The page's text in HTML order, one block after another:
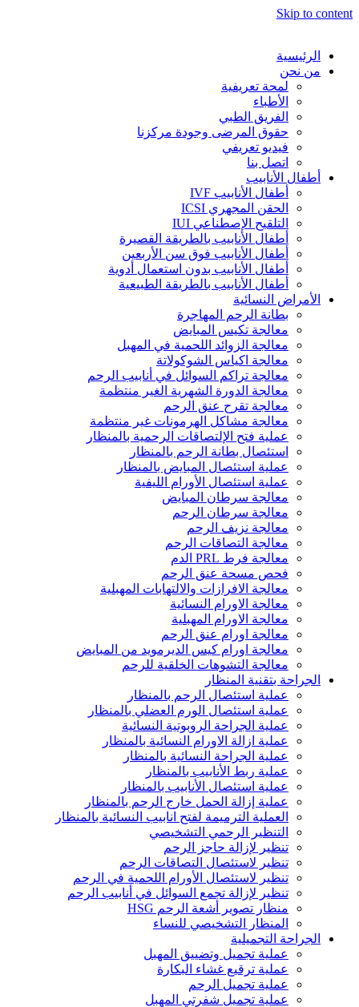
Skip to content
الرئيسية
من نحن
لمحة تعريفية
الأطباء
الفريق الطبي
حقوق المرضى وجودة مركزنا
فيديو تعريفي
اتصل بنا
أطفال الأنابيب
أطفال الأنابيب IVF
الحقن المجهري ICSI
التلقيح الإصطناعي IUI
أطفال الأنابيب بالطريقة القصيرة
أطفال الأنابيب فوق سن الأربعين
أطفال الأنابيب بدون استعمال أدوية
أطفال الأنابيب بالطريقة الطبيعية
الأمراض النسائية
بطانة الرحم المهاجرة
معالجة تكيس المبايض
معالجة الزوائد اللحمية في المهبل
معالجة اكياس الشوكولاتة
معالجة تراكم السوائل في أنابيب الرحم
معالجة الدورة الشهرية الغير منتظمة
معالجة تقرح عنق الرحم
معالجة مشاكل الهرمونات غير منتظمة
عملية فتح الإلتصاقات الرحمية بالمنظار
استئصال بطانة الرحم بالمنظار
عملية استئصال المبايض بالمنظار
عملية استئصال الأورام الليفية
معالجة سرطان المبايض
معالجة سرطان الرحم
معالجة نزيف الرحم
معالجة التصاقات الرحم
معالجة فرط PRL الدم
فحص مسحة عنق الرحم
معالجة الافرازات والالتهابات المهبلية
معالجة الاورام النسائية
معالجة الاورام المهبلية
معالجة اورام عنق الرحم
معالجة اورام كيس الديرمويد من المبايض
معالجة التشوهات الخلقية للرحم
الجراحة بتقنية المنظار
عملية استئصال الرحم بالمنظار
عملية استئصال الورم العضلي بالمنظار
عملية الجراحة الروبوتية النسائية
عملية ازالة الاورام النسائية بالمنظار
عملية الجراحة النسائية بالمنظار
عملية ربط الأنابيب بالمنظار
عملية استئصال الأنابيب بالمنظار
عملية إزالة الحمل خارج الرحم بالمنظار
العملية الترميمة لفتح انابيب النسائية بالمنظار
التنظير الرحمي التشخيصي
تنظير لإزالة حاجز الرحم
تنظير لاستئصال التصاقات الرحم
تنظير لاستئصال الأورام اللحمية في الرحم
تنظير لإزالة تجمع السوائل في أنابيب الرحم
منظار تصوير أشعة الرحم HSG
المنظار التشخيصي للنساء
الجراحة التجميلية
عملية تجميل وتضييق المهبل
عملية ترقيع غشاء البكارة
عملية تجميل الرحم
عملية تجميل شفرتي المهبل